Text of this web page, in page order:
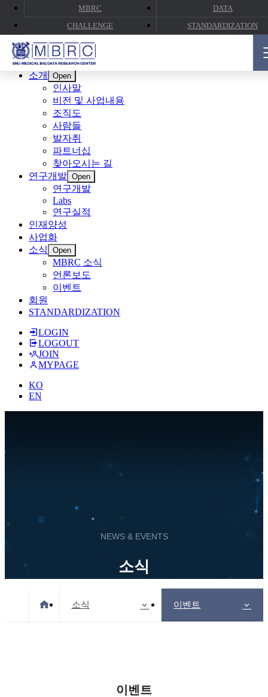
MBRC
DATA
CHALLENGE
STANDARDIZATION
CLOSE
소개 Open
인사말
비전 및 사업내용
조직도
사람들
발자취
파트너십
찾아오시는 길
연구개발 Open
연구개발
Labs
연구실적
인재양성
사업화
소식
Open
MBRC 소식
언론보도
이벤트
회원
STANDARDIZATION
LOGIN
LOGOUT
JOIN
MYPAGE
KO
EN
NEWS & EVENTS
소식
소식 이벤트
이벤트